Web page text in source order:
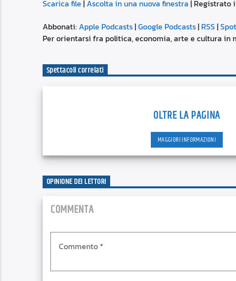
SUBSCRIBE SHARE
Spotify
EMBED
Scarica file |Ascolta in una nuova finestra | Registrato
Abbonati:Apple Podcasts|Google Podcasts| RSS|
Per orientarsi fra politica, economia, arte e cultura
Spettacoli correlati
OLTRE LA PAGINA
MAGGIORI INFORMAZIONI
OPINIONE DEI LETTORI
COMMENTA